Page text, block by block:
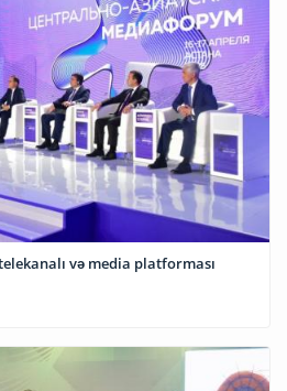
və media platforması